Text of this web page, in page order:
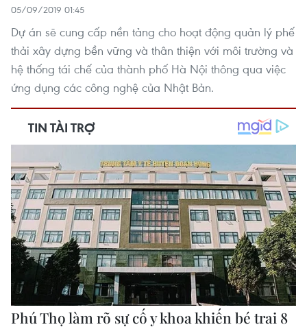
05/09/2019 01:45
Dự án sẽ cung cấp nền tảng cho hoạt động quản lý phế
thải xây dựng bền vững và thân thiện với môi trường và
hệ thống tái chế của thành phố Hà Nội thông qua việc
ứng dụng các công nghệ của Nhật Bản.